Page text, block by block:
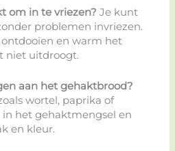
om in te vriezen? Je kunt
problemen invriezen.
en warm het
niet uitdroogt.
aan het gehaktbrood?
wortel, paprika of
het gehaktmengsel en
en kleur.